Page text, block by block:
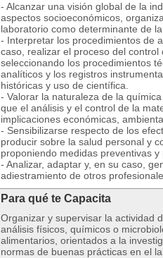
- Alcanzar una visión global de la
aspectos socioeconómicos,
laboratorio como determinante de
- Interpretar los procedimientos de
caso, realizar el proceso del
seleccionando los procedimientos
analíticos y los registros
históricas y uso de científica.
- Valorar la naturaleza de la
que el análisis y el control de la
implicaciones económicas,
- Sensibilizarse respecto de los
producir sobre la salud personal y
proponiendo medidas preventivas y
- Analizar, adaptar y, en su caso,
adiestramiento de otros
Para qué te Capacita
Organizar y supervisar la actividad
análisis físicos, químicos o
alimentarios, orientados a la
normas de buenas prácticas en el